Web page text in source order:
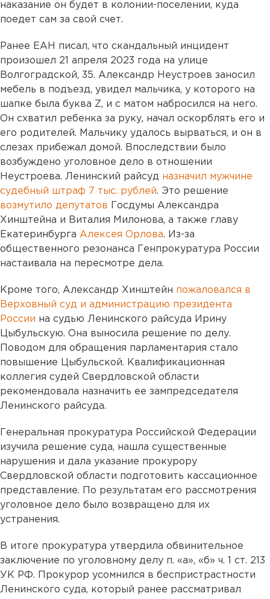
наказание он будет в колонии-поселении, куда
поедет сам за свой счет.
Ранее ЕАН писал, что скандальный инцидент
произошел 21 апреля 2023 года на улице
Волгоградской, 35. Александр Неустроев заносил
мебель в подъезд, увидел мальчика, у которого на
шапке была буква Z, и с матом набросился на него.
Он схватил ребенка за руку, начал оскорблять его и
его родителей. Мальчику удалось вырваться, и он в
слезах прибежал домой. Впоследствии было
возбуждено уголовное дело в отношении
Неустроева. Ленинский райсуд назначил мужчине
судебный штраф 7 тыс. рублей. Это решение
возмутило депутатов Госдумы Александра
Хинштейна и Виталия Милонова, а также главу
Екатеринбурга Алексея Орлова. Из-за
общественного резонанса Генпрокуратура России
настаивала на пересмотре дела.
Кроме того, Александр Хинштейн пожаловался в
Верховный суд и администрацию президента
России на судью Ленинского райсуда Ирину
Цыбульскую. Она выносила решение по делу.
Поводом для обращения парламентария стало
повышение Цыбульской. Квалификационная
коллегия судей Свердловской области
рекомендовала назначить ее зампредседателя
Ленинского райсуда.
Генеральная прокуратура Российской Федерации
изучила решение суда, нашла существенные
нарушения и дала указание прокурору
Свердловской области подготовить кассационное
представление. По результатам его рассмотрения
уголовное дело было возвращено для их
устранения.
В итоге прокуратура утвердила обвинительное
заключение по уголовному делу п. «а», «б» ч. 1 ст. 213
УК РФ. Прокурор усомнился в беспристрастности
Ленинского суда, который ранее рассматривал